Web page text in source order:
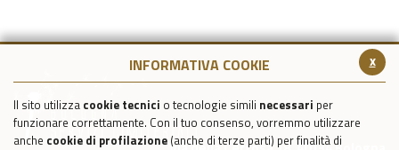
x
INFORMATIVA COOKIE
Il sito utilizza cookie tecnici o tecnologie simili necessari per
funzionare correttamente. Con il tuo consenso, vorremmo utilizzare
anche cookie di profilazione (anche di terze parti) per finalità di